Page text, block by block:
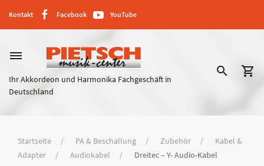
Kontakt Facebook YouTube
dehaze
Ihr Akkordeon und Harmonika Fachgeschäft in
Deutschland
search shopping_cart
Startseite PA & Beschallung Zubehör
Kabel &
Adapter
Audiokabel Dreitec – Y- Audio-Kabel